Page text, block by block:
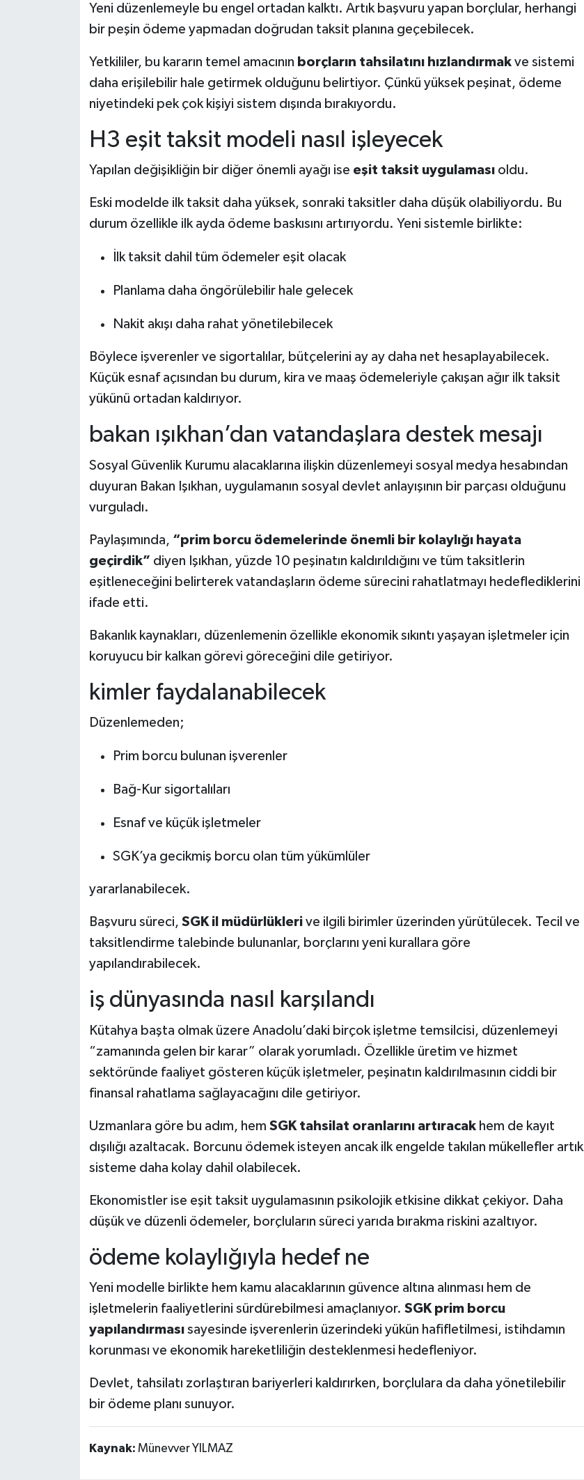
Yeni düzenlemeyle bu engel ortadan kalktı. Artık başvuru yapan borçlular, herhangi
bir peşin ödeme yapmadan doğrudan taksit planına geçebilecek.
Yetkililer, bu kararın temel amacının borçların tahsilatını hızlandırmakve sistemi
daha erişilebilir hale getirmek olduğunu belirtiyor. Çünkü yüksek peşinat, ödeme
niyetindeki pek çok kişiyi sistem dışında bırakıyordu.
H3 eşit taksit modeli nasıl işleyecek
Yapılan değişikliğin bir diğer önemli ayağı ise eşit taksit uygulamasıoldu.
Eski modelde ilk taksit daha yüksek, sonraki taksitler daha düşük olabiliyordu. Bu
durum özellikle ilk ayda ödeme baskısını artırıyordu. Yeni sistemle birlikte:
İlk taksit dahil tüm ödemeler eşit olacak
Planlama daha öngörülebilir hale gelecek
Nakit akışı daha rahat yönetilebilecek
Böylece işverenler ve sigortalılar, bütçelerini ay ay daha net hesaplayabilecek.
Küçük esnaf açısından bu durum, kira ve maaş ödemeleriyle çakışan ağır ilk taksit
yükünü ortadan kaldırıyor.
bakan ışıkhan’dan vatandaşlara destek mesajı
Sosyal Güvenlik Kurumu alacaklarına ilişkin düzenlemeyi sosyal medya hesabından
duyuran Bakan Işıkhan, uygulamanın sosyal devlet anlayışının bir parçası olduğunu
vurguladı.
Paylaşımında, “prim borcu ödemelerinde önemli bir kolaylığı hayata
geçirdik” diyen Işıkhan, yüzde 10 peşinatın kaldırıldığını ve tüm taksitlerin
eşitleneceğini belirterek vatandaşların ödeme sürecini rahatlatmayı hedeflediklerini
ifade etti.
Bakanlık kaynakları, düzenlemenin özellikle ekonomik sıkıntı yaşayan işletmeler için
koruyucu bir kalkan görevi göreceğini dile getiriyor.
kimler faydalanabilecek
Düzenlemeden;
Prim borcu bulunan işverenler
Bağ-Kur sigortalıları
Esnaf ve küçük işletmeler
SGK’ya gecikmiş borcu olan tüm yükümlüler
yararlanabilecek.
Başvuru süreci, SGK il müdürlüklerive ilgili birimler üzerinden yürütülecek. Tecil ve
taksitlendirme talebinde bulunanlar, borçlarını yeni kurallara göre
yapılandırabilecek.
iş dünyasında nasıl karşılandı
Kütahya başta olmak üzere Anadolu’daki birçok işletme temsilcisi, düzenlemeyi
“zamanında gelen bir karar” olarak yorumladı. Özellikle üretim ve hizmet
sektöründe faaliyet gösteren küçük işletmeler, peşinatın kaldırılmasının ciddi bir
finansal rahatlama sağlayacağını dile getiriyor.
Uzmanlara göre bu adım, hem SGK tahsilat oranlarını artıracakhem de kayıt
dışılığı azaltacak. Borcunu ödemek isteyen ancak ilk engelde takılan mükellefler artık
sisteme daha kolay dahil olabilecek.
Ekonomistler ise eşit taksit uygulamasının psikolojik etkisine dikkat çekiyor. Daha
düşük ve düzenli ödemeler, borçluların süreci yarıda bırakma riskini azaltıyor.
ödeme kolaylığıyla hedef ne
Yeni modelle birlikte hem kamu alacaklarının güvence altına alınması hem de
işletmelerin faaliyetlerini sürdürebilmesi amaçlanıyor. SGK prim borcu
yapılandırmasısayesinde işverenlerin üzerindeki yükün hafifletilmesi, istihdamın
korunması ve ekonomik hareketliliğin desteklenmesi hedefleniyor.
Devlet, tahsilatı zorlaştıran bariyerleri kaldırırken, borçlulara da daha yönetilebilir
bir ödeme planı sunuyor.
Kaynak: Münevver YILMAZ